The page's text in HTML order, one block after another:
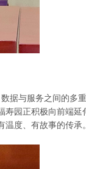
据与服务之间的多
寿园正积极向前端延
温度、有故事的传承